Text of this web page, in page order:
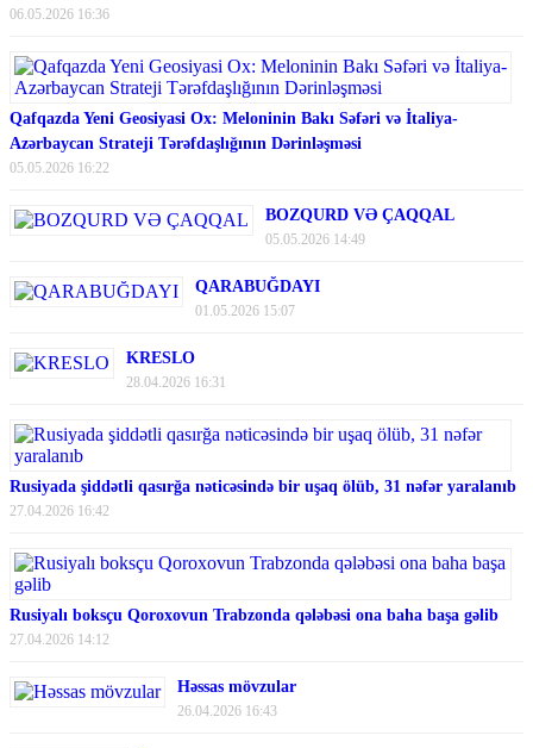
06.05.2026 16:36
Qafqazda Yeni Geosiyasi Ox: Meloninin Bakı Səfəri və İtaliya-
Azərbaycan Strateji Tərəfdaşlığının Dərinləşməsi
05.05.2026 16:22
BOZQURD VƏ ÇAQQAL
05.05.2026 14:49
QARABUĞDAYI
01.05.2026 15:07
KRESLO
28.04.2026 16:31
Rusiyada şiddətli qasırğa nəticəsində bir uşaq ölüb, 31 nəfər yaralanıb
27.04.2026 16:42
Rusiyalı boksçu Qoroxovun Trabzonda qələbəsi ona baha başa gəlib
27.04.2026 14:12
Həssas mövzular
26.04.2026 16:43